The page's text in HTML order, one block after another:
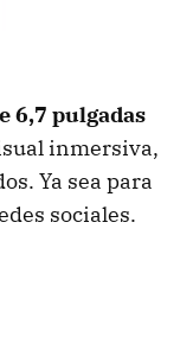
6,7 pulgadas
inmersiva,
Ya sea para
sociales.